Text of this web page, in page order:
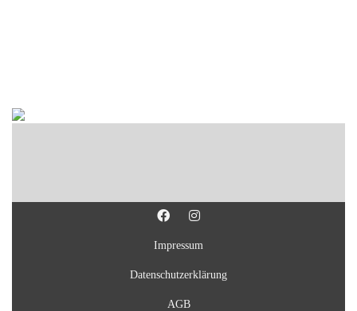
Impressum
Datenschutzerklärung
AGB